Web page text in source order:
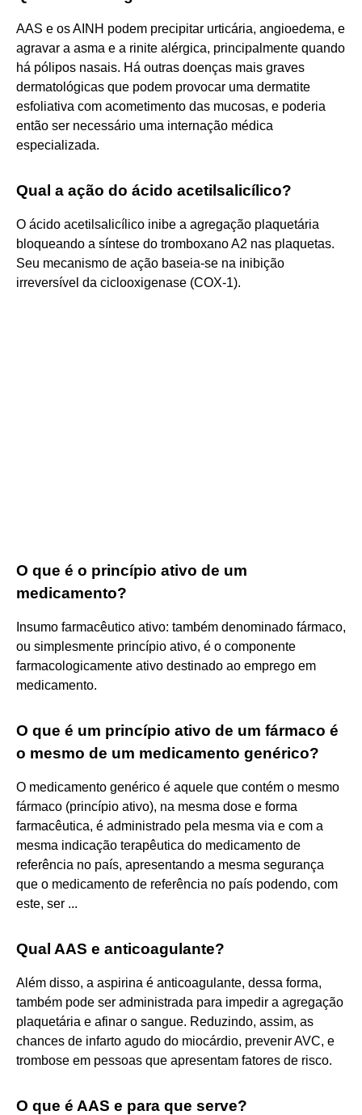
AAS e os AINH podem precipitar urticária, angioedema, e
agravar a asma e a rinite alérgica, principalmente quando
há pólipos nasais. Há outras doenças mais graves
dermatológicas que podem provocar uma dermatite
esfoliativa com acometimento das mucosas, e poderia
então ser necessário uma internação médica
especializada.
Qual a ação do ácido acetilsalicílico?
O ácido acetilsalicílico inibe a agregação plaquetária
bloqueando a síntese do tromboxano A2 nas plaquetas.
Seu mecanismo de ação baseia-se na inibição
irreversível da ciclooxigenase (COX-1).
O que é o princípio ativo de um
medicamento?
Insumo farmacêutico ativo: também denominado fármaco,
ou simplesmente princípio ativo, é o componente
farmacologicamente ativo destinado ao emprego em
medicamento.
O que é um princípio ativo de um fármaco é
o mesmo de um medicamento genérico?
O medicamento genérico é aquele que contém o mesmo
fármaco (princípio ativo), na mesma dose e forma
farmacêutica, é administrado pela mesma via e com a
mesma indicação terapêutica do medicamento de
referência no país, apresentando a mesma segurança
que o medicamento de referência no país podendo, com
este, ser ...
Qual AAS e anticoagulante?
Além disso, a aspirina é anticoagulante, dessa forma,
também pode ser administrada para impedir a agregação
plaquetária e afinar o sangue. Reduzindo, assim, as
chances de infarto agudo do miocárdio, prevenir AVC, e
trombose em pessoas que apresentam fatores de risco.
O que é AAS e para que serve?